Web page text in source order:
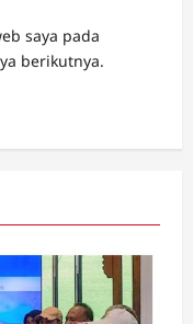
saya pada
berikutnya.